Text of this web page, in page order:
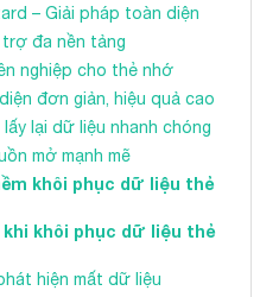
– Giải pháp toàn diện
trợ đa nền tảng
nghiệp cho thẻ nhớ
đơn giản, hiệu quả cao
lấy lại dữ liệu nhanh chóng
mở mạnh mẽ
khôi phục dữ liệu thẻ
khôi phục dữ liệu thẻ
hiện mất dữ liệu